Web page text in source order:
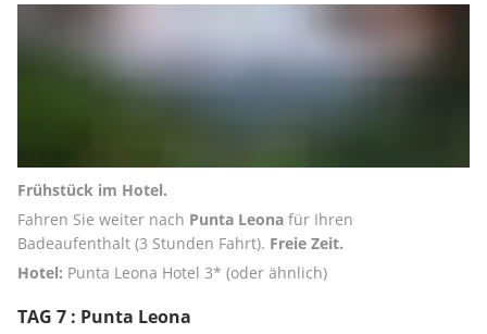
Frühstück im Hotel.
Fahren Sie weiter nach Punta Leona für Ihren
Badeaufenthalt (3 Stunden Fahrt). Freie Zeit.
Hotel: Punta Leona Hotel 3* (oder ähnlich)
TAG 7 : Punta Leona